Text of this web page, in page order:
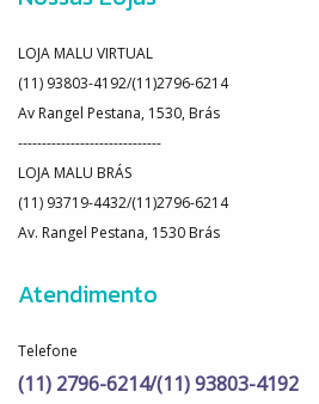
LOJA MALU VIRTUAL
(11) 93803-4192/(11)2796-6214
Av Rangel Pestana, 1530, Brás
------------------------------
LOJA MALU BRÁS
(11) 93719-4432/(11)2796-6214
Av. Rangel Pestana, 1530 Brás
Atendimento
Telefone
(11) 2796-6214/(11) 93803-4192